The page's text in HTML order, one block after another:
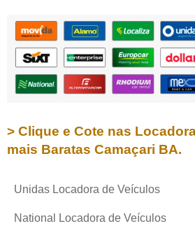
> Clique e Cote nas
mais Baratas Camaçari BA.
Unidas Locadora de Veículos
National Locadora de Veículos